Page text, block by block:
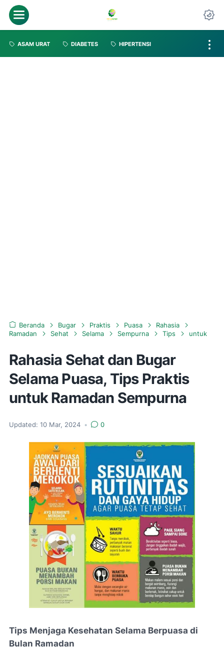
ASAM URAT DIABETES HIPERTENSI
Beranda Bugar Praktis Puasa
Rahasia
Ramadan
Sehat Selama Sempurna Tips untuk
Rahasia Sehat dan Bugar
Selama Puasa, Tips Praktis
untuk Ramadan Sempurna
Updated: 10 Mar, 2024 • 0
Tips Menjaga Kesehatan Selama Berpuasa di
Bulan Ramadan